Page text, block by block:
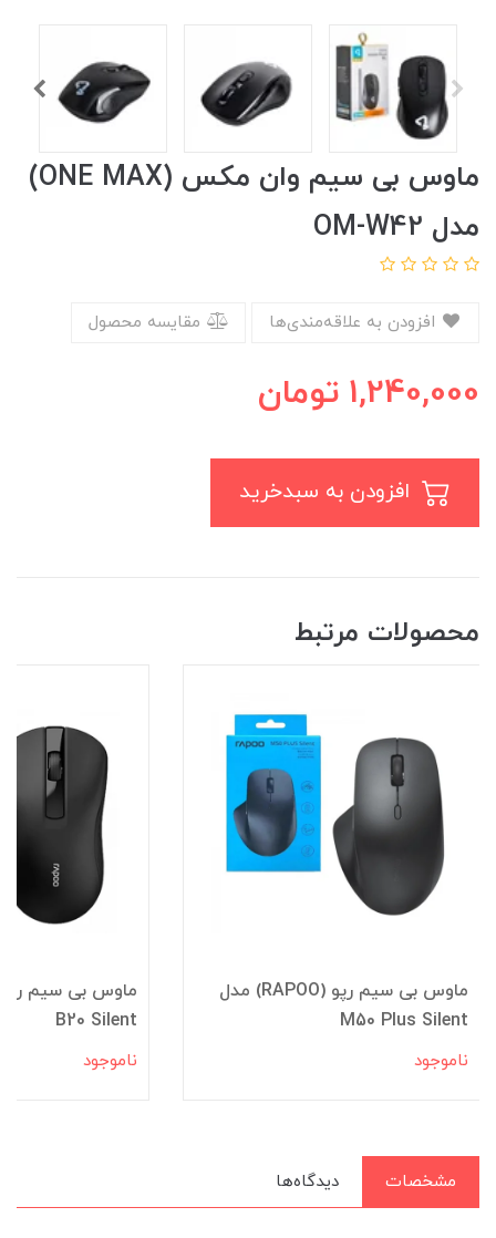
ماوس بی سیم وان مکس (ONE MAX)
مدل OM-W42
مقایسه محصول
1,240,000 تومان
محصولات مرتبط
ماوس بی سیم رپو (RAPOO) مدل
M50 Plus Silent
ناموجود
B20 Silent
ناموجود
مشخصات دیدگاه‌ها